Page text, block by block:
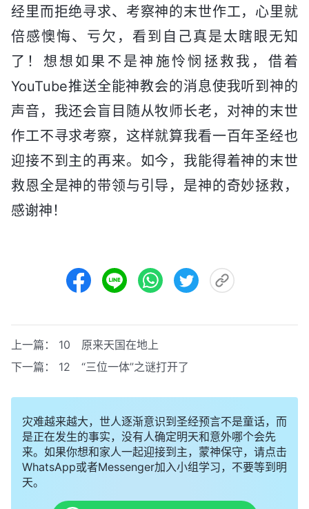
经里而拒绝寻求、考察神的末世作工，心里就
倍感懊悔、亏欠，看到自己真是太瞎眼无知
了！想想如果不是神施怜悯拯救我，借着
YouTube推送全能神教会的消息使我听到神的
声音，我还会盲目随从牧师长老，对神的末世
作工不寻求考察，这样就算我看一百年圣经也
迎接不到主的再来。如今，我能得着神的末世
救恩全是神的带领与引导，是神的奇妙拯救，
感谢神！
上一篇： 10 原来天国在地上
下一篇： 12 “三位一体”之谜打开了
灾难越来越大，世人逐渐意识到圣经预言不是童话，而
是正在发生的事实，没有人确定明天和意外哪个会先
来。如果你想和家人一起迎接到主，蒙神保守，请点击
WhatsApp或者Messenger加入小组学习，不要等到明
天。